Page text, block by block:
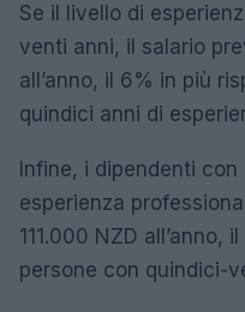
Se il livello di
venti anni, il salario
all’anno, il 6% in più
quindici anni di
Infine, i dipendenti con
esperienza
111.000 NZD all’anno,
persone con quindici-